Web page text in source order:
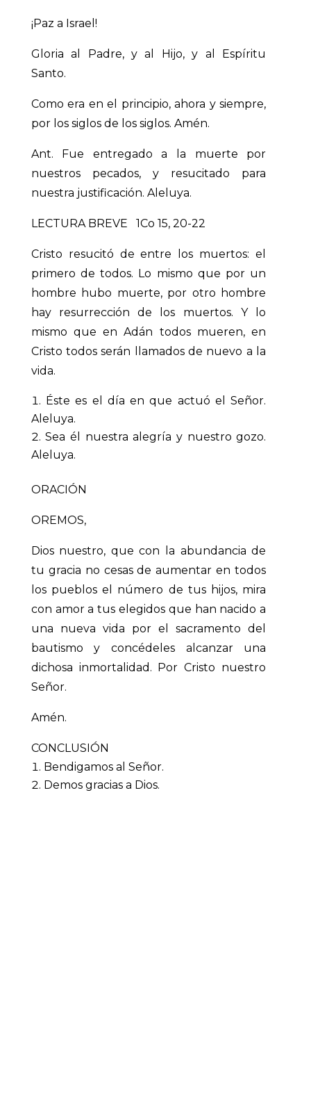
¡Paz a Israel!
Gloria al Padre, y al Hijo, y al Espíritu
Santo.
Como era en el principio, ahora y siempre,
por los siglos de los siglos. Amén.
Ant. Fue entregado a la muerte por
nuestros pecados, y resucitado para
nuestra justificación. Aleluya.
LECTURA BREVE 1Co 15, 20-22
Cristo resucitó de entre los muertos: el
primero de todos. Lo mismo que por un
hombre hubo muerte, por otro hombre
hay resurrección de los muertos. Y lo
mismo que en Adán todos mueren, en
Cristo todos serán llamados de nuevo a la
vida.
Éste es el día en que actuó el Señor.
Aleluya.
Sea él nuestra alegría y nuestro gozo.
Aleluya.
ORACIÓN
OREMOS,
Dios nuestro, que con la abundancia de
tu gracia no cesas de aumentar en todos
los pueblos el número de tus hijos, mira
con amor a tus elegidos que han nacido a
una nueva vida por el sacramento del
bautismo y concédeles alcanzar una
dichosa inmortalidad. Por Cristo nuestro
Señor.
Amén.
CONCLUSIÓN
Bendigamos al Señor.
Demos gracias a Dios.